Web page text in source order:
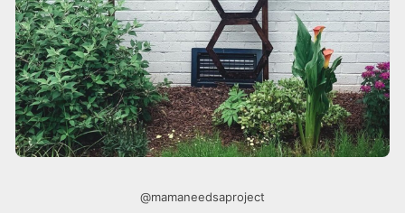
@mamaneedsaproject